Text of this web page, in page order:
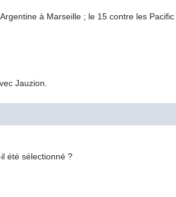
à Marseille ; le 15 contre les
Jauzion.
été sélectionné ?